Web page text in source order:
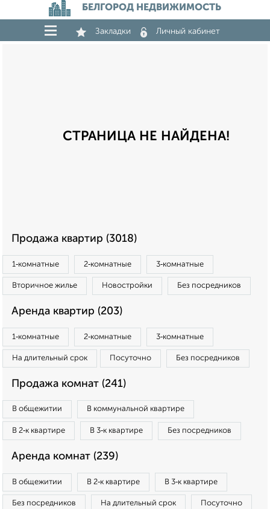
БЕЛГОРОД НЕДВИЖИМОСТЬ
Закладки Личный кабинет
СТРАНИЦА НЕ НАЙДЕНА!
Продажа квартир (3018)
1‑комнатные 2‑комнатные 3‑комнатные
Вторичное жилье Новостройки Без посредников
Аренда квартир (203)
1‑комнатные 2‑комнатные 3‑комнатные
На длительный срок Посуточно Без посредников
Продажа комнат (241)
В общежитии В коммунальной квартире
В 2‑к квартире В 3‑к квартире Без посредников
Аренда комнат (239)
В общежитии В 2‑к квартире В 3‑к квартире
Без посредников На длительный срок Посуточно